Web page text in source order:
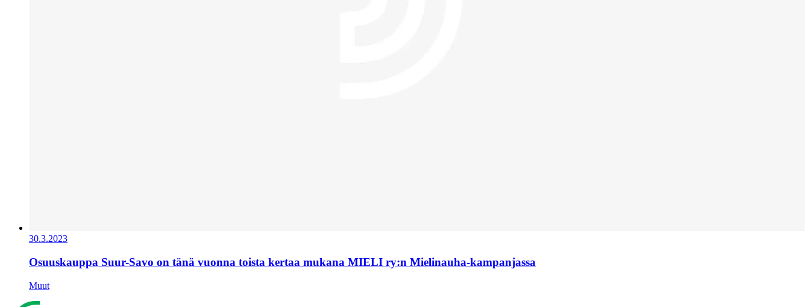
30.3.2023
Osuuskauppa Suur-Savo on tänä vuonna toista kertaa mukana MIELI ry:n Mielinauha-kampanjassa
Muut